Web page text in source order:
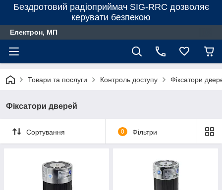
Бездротовий радіоприймач SIG-RRC дозволяє
керувати безпекою
Електрон, МП
Товари та послуги Контроль доступу Фіксатори
Фіксатори дверей
Сортування 0 Фільтри